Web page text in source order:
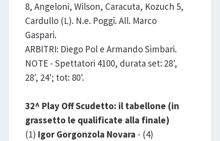
8, Angeloni, Wilson, Caracuta, Kozuch 5,
Cardullo (L). N.e. Poggi. All. Marco
Gaspari.
ARBITRI: Diego Pol e Armando Simbari.
NOTE - Spettatori 4100, durata set: 28',
28', 24'; tot: 80'.
32^ Play Off Scudetto: il tabellone (in
grassetto le qualificate alla finale)
(1) Igor Gorgonzola Novara - (4)